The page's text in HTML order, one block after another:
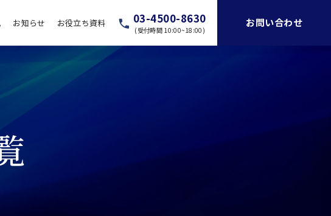
お知らせ お役立ち資料 03-4500-8630
(受付時間 10:00~18:00)
お問い合わせ